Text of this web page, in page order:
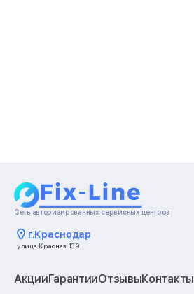
Сеть авторизированных сервисных центров
г.Краснодар
улица Красная 139
АкцииГарантииОтзывыКонтакты